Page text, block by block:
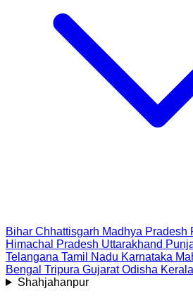
Bihar Chhattisgarh Madhya Pradesh
Himachal Pradesh Uttarakhand
Telangana Tamil Nadu Karnataka
Bengal Tripura Gujarat Odisha Kerala
Shahjahanpur